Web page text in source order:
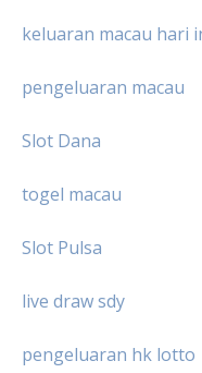
keluaran macau hari
pengeluaran macau
Slot Dana
togel macau
Slot Pulsa
live draw sdy
pengeluaran hk lotto